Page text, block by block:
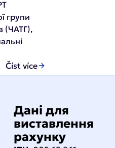
групи
(ЧАТГ),
Číst více
Дані для
виставлення
рахунку